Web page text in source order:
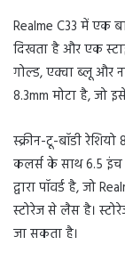
Realme C33 में एक
दिखता है और एक
गोल्ड, एक्वा ब्लू और
8.3mm मोटा है, जो
स्क्रीन-टू-बॉडी
कलर्स के साथ 6.5 इंच
द्वारा पॉवर्ड है, जो
स्टोरेज से लैस है।
जा सकता है।